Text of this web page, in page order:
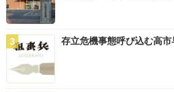
存立危機事態呼び込む高市